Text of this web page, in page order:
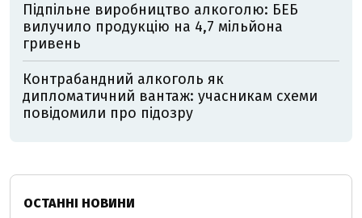
Підпільне виробництво алкоголю: БЕБ
вилучило продукцію на 4,7 мільйона
гривень
Контрабандний алкоголь як
дипломатичний вантаж: учасникам схеми
повідомили про підозру
ОСТАННІ НОВИНИ